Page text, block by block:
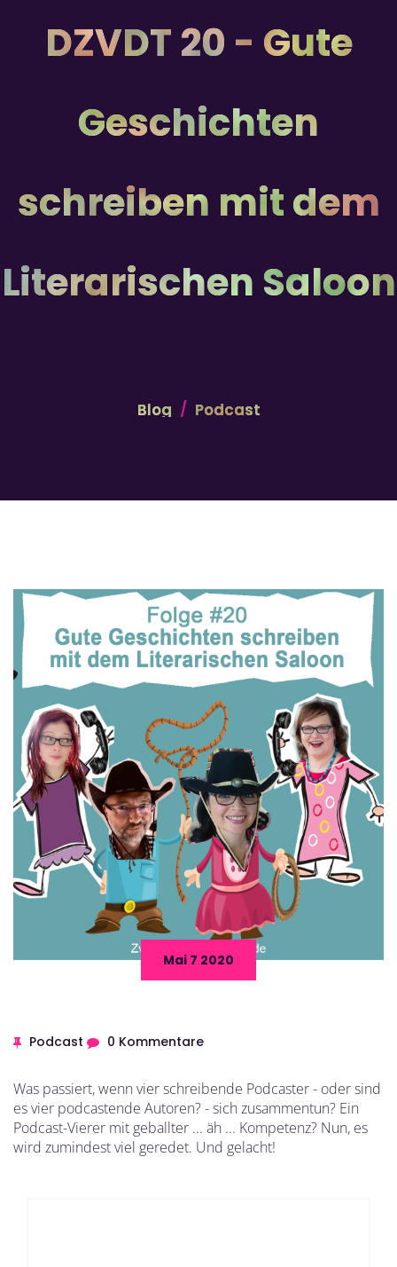
DZVDT 20 - Gute
Geschichten
schreiben mit dem
Literarischen Saloon
Blog Podcast
Mai 7 2020
Podcast 0 Kommentare
Was passiert, wenn vier schreibende Podcaster - oder sind
es vier podcastende Autoren? - sich zusammentun? Ein
Podcast-Vierer mit geballter ... äh ... Kompetenz? Nun, es
wird zumindest viel geredet. Und gelacht!